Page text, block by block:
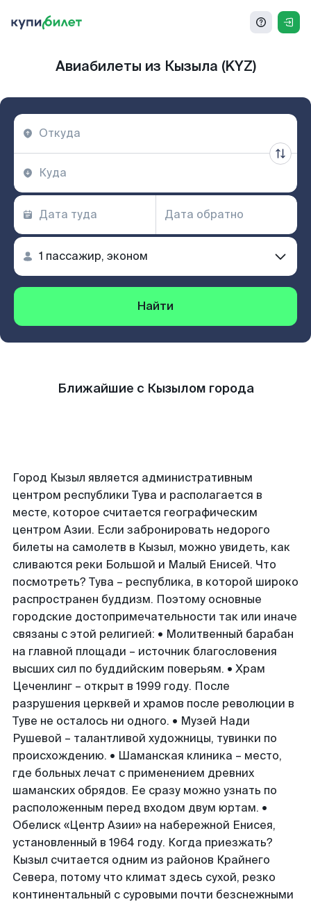
Авиабилеты из Кызыла (KYZ)
Найти
Ближайшие с Кызылом города
Город Кызыл является административным
центром республики Тува и располагается в
месте, которое считается географическим
центром Азии. Если забронировать недорого
билеты на самолетв в Кызыл, можно увидеть, как
сливаются реки Большой и Малый Енисей. Что
посмотреть? Тува – республика, в которой широко
распространен буддизм. Поэтому основные
городские достопримечательности так или иначе
связаны с этой религией: • Молитвенный барабан
на главной площади – источник благословения
высших сил по буддийским поверьям. • Храм
Цеченлинг – открыт в 1999 году. После
разрушения церквей и храмов после революции в
Туве не осталось ни одного. • Музей Нади
Рушевой – талантливой художницы, тувинки по
происхождению. • Шаманская клиника – место,
где больных лечат с применением древних
шаманских обрядов. Ее сразу можно узнать по
расположенным перед входом двум юртам. •
Обелиск «Центр Азии» на набережной Енисея,
установленный в 1964 году. Когда приезжать?
Кызыл считается одним из районов Крайнего
Севера, потому что климат здесь сухой, резко
континентальный с суровыми почти безснежными